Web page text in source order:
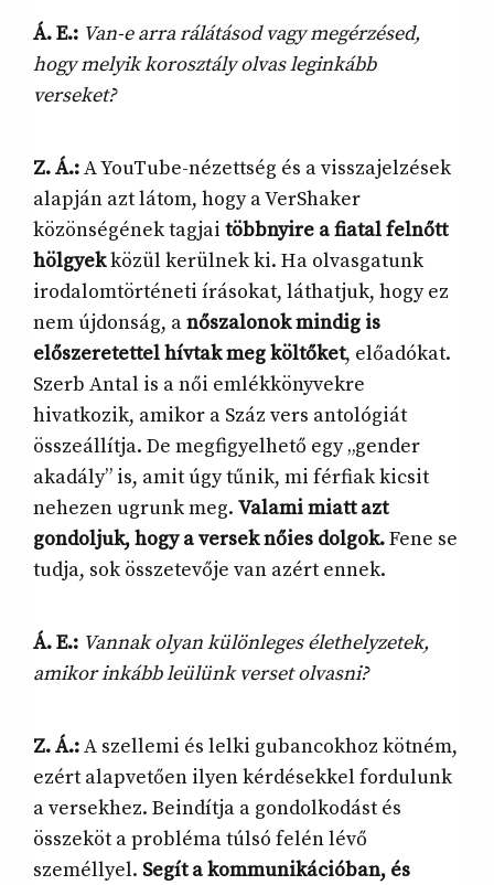
Á. E.: Van-e arra rálátásod vagy megérzésed,
hogy melyik korosztály olvas leginkább
verseket?
Z. Á.:A YouTube-nézettség és a visszajelzések
alapján azt látom, hogy a VerShaker
közönségének tagjai többnyire a fiatal felnőtt
hölgyekközül kerülnek ki. Ha olvasgatunk
irodalomtörténeti írásokat, láthatjuk, hogy ez
nem újdonság, anőszalonok mindig is
előszeretettel hívtak meg költőket, előadókat.
Szerb Antal is a női emlékkönyvekre
hivatkozik, amikor a Száz vers antológiát
összeállítja. De megfigyelhető egy „gender
akadály” is, amit úgy tűnik, mi férfiak kicsit
nehezen ugrunk meg. Valami miatt azt
gondoljuk, hogy a versek nőies dolgok.Fene se
tudja, sok összetevője van azért ennek.
Á. E.: Vannak olyan különleges élethelyzetek,
amikor inkább leülünk verset olvasni?
Z. Á.:A szellemi és lelki gubancokhoz kötném,
ezért alapvetően ilyen kérdésekkel fordulunk
a versekhez. Beindítja a gondolkodást és
összeköt a probléma túlsó felén lévő
személlyel. Segít a kommunikációban, és